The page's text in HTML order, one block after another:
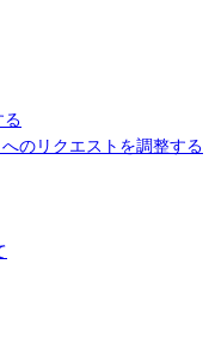
る
のリクエストを調整する